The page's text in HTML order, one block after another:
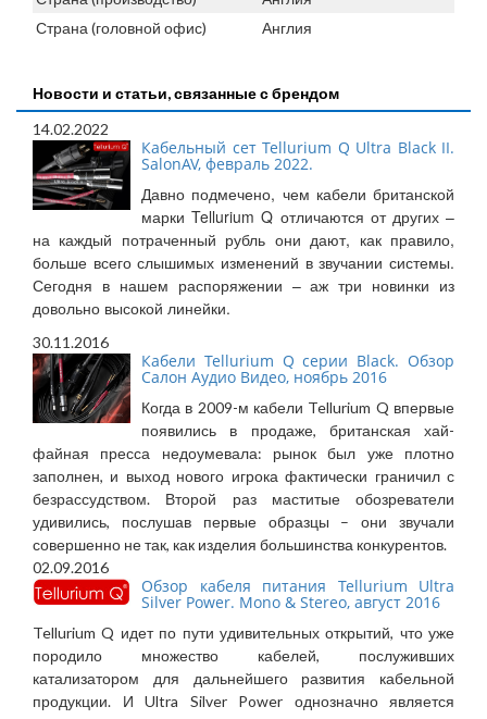
Страна (головной офис)
Англия
Новости и статьи, связанные с брендом
14.02.2022
Кабельный сет Tellurium Q Ultra Black II.
SalonAV, февраль 2022.
Давно подмечено, чем кабели британской
марки Tellurium Q отличаются от других –
на каждый потраченный рубль они дают, как правило,
больше всего слышимых изменений в звучании системы.
Сегодня в нашем распоряжении – аж три новинки из
довольно высокой линейки.
30.11.2016
Кабели Tellurium Q серии Black. Обзор
Салон Аудио Видео, ноябрь 2016
Когда в 2009-м кабели Tellurium Q впервые
появились в продаже, британская хай-
файная пресса недоумевала: рынок был уже плотно
заполнен, и выход нового игрока фактически граничил с
безрассудством. Второй раз маститые обозреватели
удивились, послушав первые образцы – они звучали
совершенно не так, как изделия большинства конкурентов.
02.09.2016
Обзор кабеля питания Tellurium Ultra
Silver Power. Mono & Stereo, август 2016
Tellurium Q идет по пути удивительных открытий, что уже
породило множество кабелей, послуживших
катализатором для дальнейшего развития кабельной
продукции. И Ultra Silver Power однозначно является